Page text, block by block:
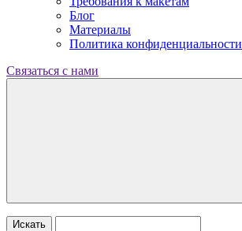
Блог
Материалы
Политика конфиденциальности
Связаться с нами
Искать